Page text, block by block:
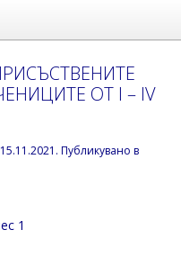
ОТ I – IV
15.11.2021 . Публикувано в
1